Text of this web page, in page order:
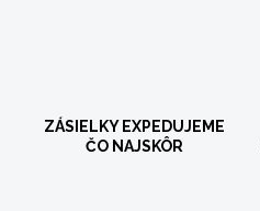
ZÁSIELKY EXPEDUJEME
ČO NAJSKÔR